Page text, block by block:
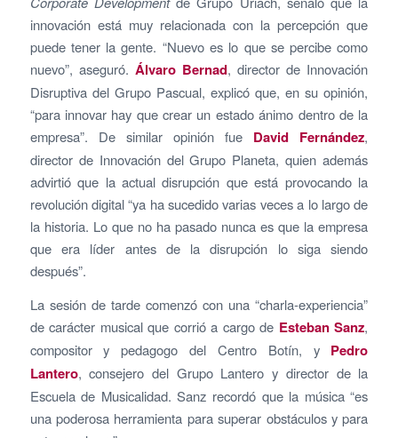
innovación está muy relacionada con la percepción que
puede tener la gente. “Nuevo es lo que se percibe como
nuevo”, aseguró. Álvaro Bernad, director de Innovación
Disruptiva del Grupo Pascual, explicó que, en su opinión,
“para innovar hay que crear un estado ánimo dentro de la
empresa”. De similar opinión fue David Fernández,
director de Innovación del Grupo Planeta, quien además
advirtió que la actual disrupción que está provocando la
revolución digital “ya ha sucedido varias veces a lo largo de
la historia. Lo que no ha pasado nunca es que la empresa
que era líder antes de la disrupción lo siga siendo
después”.
La sesión de tarde comenzó con una “charla-experiencia”
de carácter musical que corrió a cargo de Esteban Sanz,
compositor y pedagogo del Centro Botín, y Pedro
Lantero, consejero del Grupo Lantero y director de la
Escuela de Musicalidad. Sanz recordó que la música “es
una poderosa herramienta para superar obstáculos y para